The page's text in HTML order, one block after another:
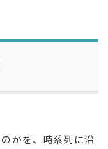
かを、時系列に沿